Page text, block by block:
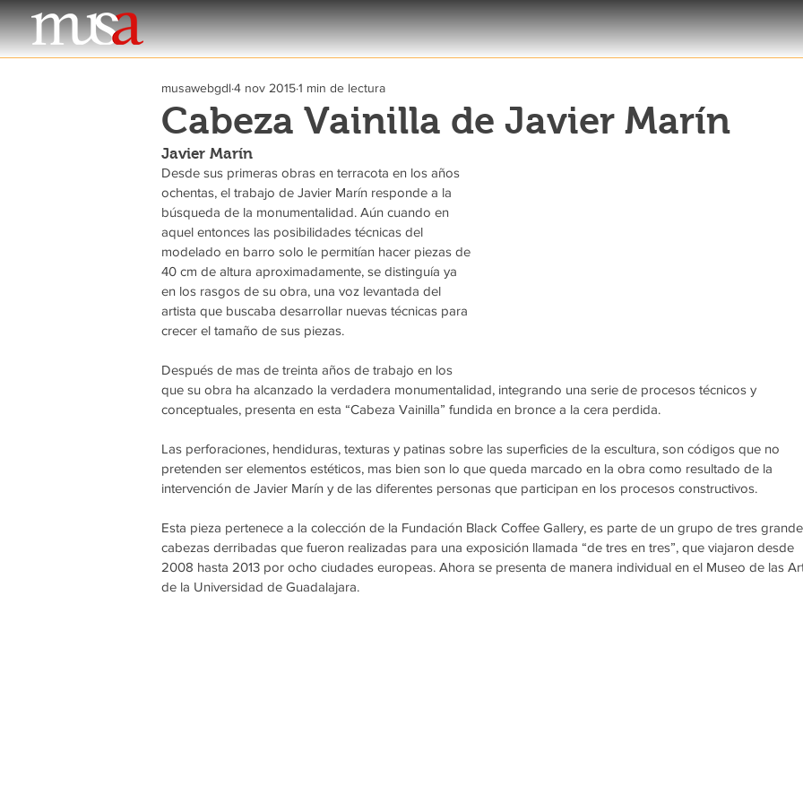
Cabeza Vainilla de Javier Marín
musawebgdl 4 nov 20151 min de lectura
Javier Marín
Desde sus primeras obras en terracota en los años
ochentas, el trabajo de Javier Marín responde a la
búsqueda de la monumentalidad. Aún cuando en
aquel entonces las posibilidades técnicas del
modelado en barro solo le permitían hacer piezas de
40 cm de altura aproximadamente, se distinguía ya
en los rasgos de su obra, una voz levantada del
artista que buscaba desarrollar nuevas técnicas para
crecer el tamaño de sus piezas.
Después de mas de treinta años de trabajo en los
que su obra ha alcanzado la verdadera monumentalidad, integrando una serie de procesos técnicos y
conceptuales, presenta en esta “Cabeza Vainilla” fundida en bronce a la cera perdida.
Las perforaciones, hendiduras, texturas y patinas sobre las superficies de la escultura, son códigos que no
pretenden ser elementos estéticos, mas bien son lo que queda marcado en la obra como resultado de la
intervención de Javier Marín y de las diferentes personas que participan en los procesos constructivos.
Esta pieza pertenece a la colección de la Fundación Black Coffee Gallery, es parte de un grupo de tres
cabezas derribadas que fueron realizadas para una exposición llamada “de tres en tres”, que viajaron desde
2008 hasta 2013 por ocho ciudades europeas. Ahora se presenta de manera individual en el Museo de las
de la Universidad de Guadalajara.